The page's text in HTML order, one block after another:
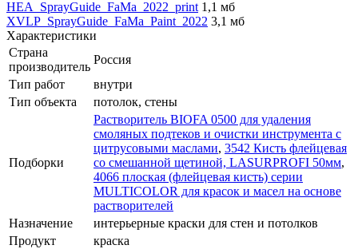
HEA_SprayGuide_FaMa_2022_print 1,1 мб
XVLP_SprayGuide_FaMa_Paint_2022 3,1 мб
Характеристики
Страна
производитель
Россия
Тип работ
внутри
Тип объекта
потолок, стены
Подборки
Растворитель BIOFA 0500 для удаления
смоляных подтеков и очистки инструмента с
цитрусовыми маслами, 3542 Кисть флейцевая
со смешанной щетиной, LASURPROFI 50мм,
4066 плоская (флейцевая кисть) серии
MULTICOLOR для красок и масел на основе
растворителей
Назначение
интерьерные краски для стен и потолков
Продукт
краска